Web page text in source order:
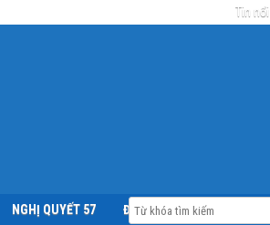
Tin
NGHỊ QUYẾT 57 ĐỀ ÁN 06